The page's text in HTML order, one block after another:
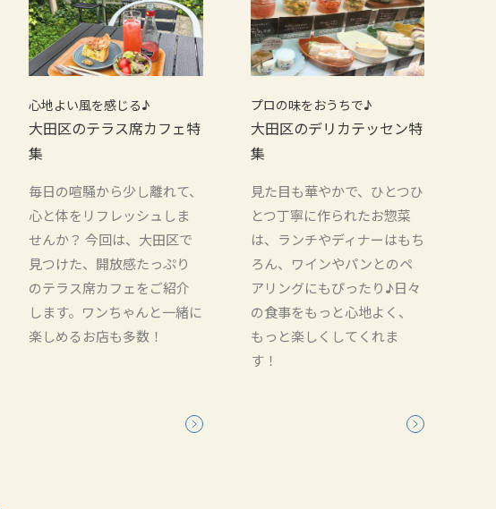
心地よい風を感じる♪
大田区のテラス席カフェ特
集
毎日の喧騒から少し離れて、
心と体をリフレッシュしま
せんか？ 今回は、大田区で
見つけた、開放感たっぷり
のテラス席カフェをご紹介
します。ワンちゃんと一緒に
楽しめるお店も多数！
プロの味をおうちで♪
大田区のデリカテッセン特
集
見た目も華やかで、ひとつひ
とつ丁寧に作られたお惣菜
は、ランチやディナーはもち
ろん、ワインやパンとのペ
アリングにもぴったり♪日々
の食事をもっと心地よく、
もっと楽しくしてくれま
す！